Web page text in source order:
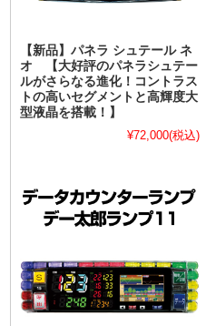
【新品】パネラ シュテール ネ
オ 【大好評のパネラシュテー
ルがさらなる進化！コントラス
トの高いセグメントと高輝度大
型液晶を搭載！】
¥72,000(税込)